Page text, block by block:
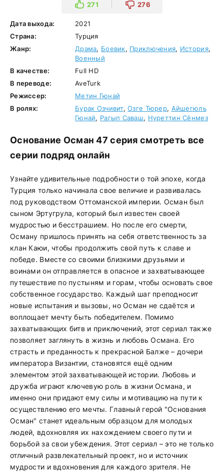
271 276
Дата выхода:
2021
Страна:
Турция
Жанр:
Драма, Боевик, Приключения, История,
Военный
В качестве:
Full HD
В переводе:
AveTurk
Режиссер:
Метин Гюнай
В ролях:
Бурак Озчивит,Озге Тюрер, Айшегюль
Гюнай, Рагып Саваш, Нуреттин Сёнмез
Основание Осман 47 серия смотреть все
серии подряд онлайн
Узнайте удивительные подробности о той эпохе, когда
Турция только начинала свое величие и развивалась
под руководством Оттоманской империи. Осман был
сыном Эртугрула, который был известен своей
мудростью и бесстрашием. Но после его смерти,
Осману пришлось принять на себя ответственность за
клан Каюи, чтобы продолжить свой путь к славе и
победе. Вместе со своими близкими друзьями и
воинами он отправляется в опасное и захватывающее
путешествие по пустыням и горам, чтобы основать свое
собственное государство. Каждый шаг преподносит
новые испытания и вызовы, но Осман не сдаётся и
воплощает мечту быть победителем. Помимо
захватывающих битв и приключений, этот сериал также
позволяет заглянуть в жизнь и любовь Османа. Его
страсть и преданность к прекрасной Балже – дочери
императора Византии, становятся ещё одним
элементом этой захватывающей истории. Любовь и
дружба играют ключевую роль в жизни Османа, и
именно они придают ему силы и мотивацию на пути к
осуществлению его мечты. Главный герой "Основания
Осман" станет идеальным образцом для молодых
людей, вдохновляя их нахождением своего пути и
борьбой за свои убеждения. Этот сериал – это не только
отличный развлекательный проект, но и источник
мудрости и вдохновения для каждого зрителя. Не